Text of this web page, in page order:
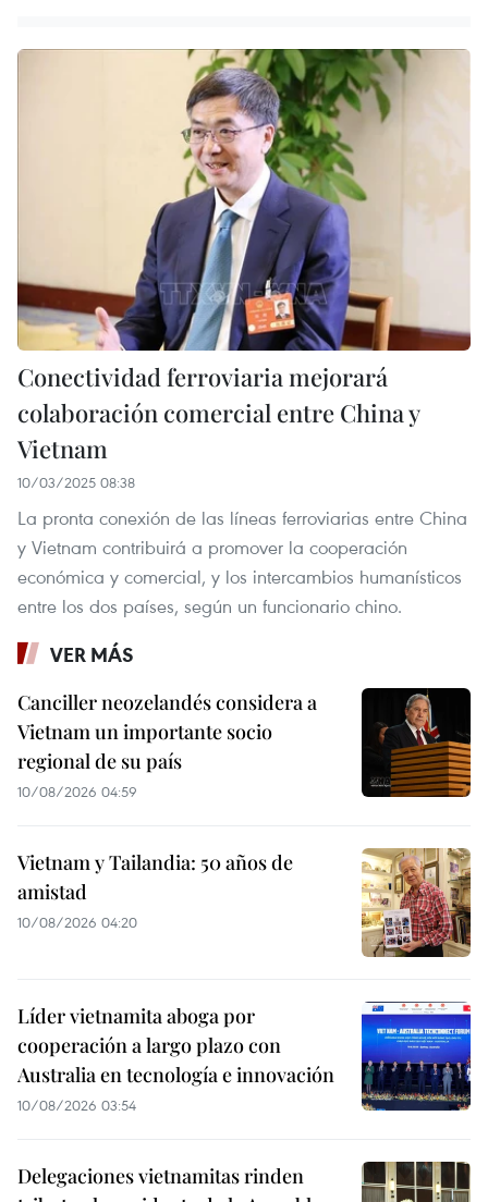
Conectividad ferroviaria mejorará
colaboración comercial entre China y
Vietnam
10/03/2025 08:38
La pronta conexión de las líneas ferroviarias entre China
y Vietnam contribuirá a promover la cooperación
económica y comercial, y los intercambios humanísticos
entre los dos países, según un funcionario chino.
VER MÁS
Canciller neozelandés considera a
Vietnam un importante socio
regional de su país
10/08/2026 04:59
Vietnam y Tailandia: 50 años de
amistad
10/08/2026 04:20
Líder vietnamita aboga por
cooperación a largo plazo con
Australia en tecnología e innovación
10/08/2026 03:54
Delegaciones vietnamitas rinden